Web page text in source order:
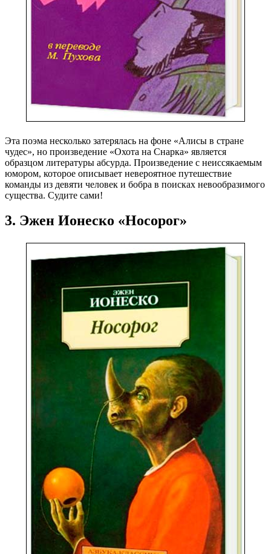
Эта поэма несколько затерялась на фоне «Алисы в стране
чудес», но произведение «Охота на Снарка» является
образцом литературы абсурда. Произведение с неиссякаемым
юмором, которое описывает невероятное путешествие
команды из девяти человек и бобра в поисках невообразимого
существа. Судите сами!
3. Эжен Ионеско «Носорог»